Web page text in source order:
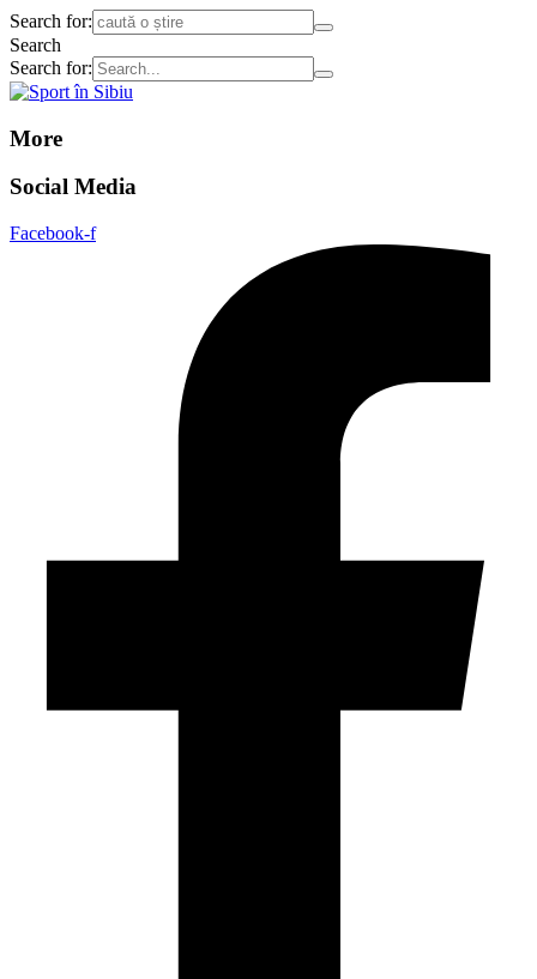
Search for:
Search
Search for:
More
Social Media
Facebook-f